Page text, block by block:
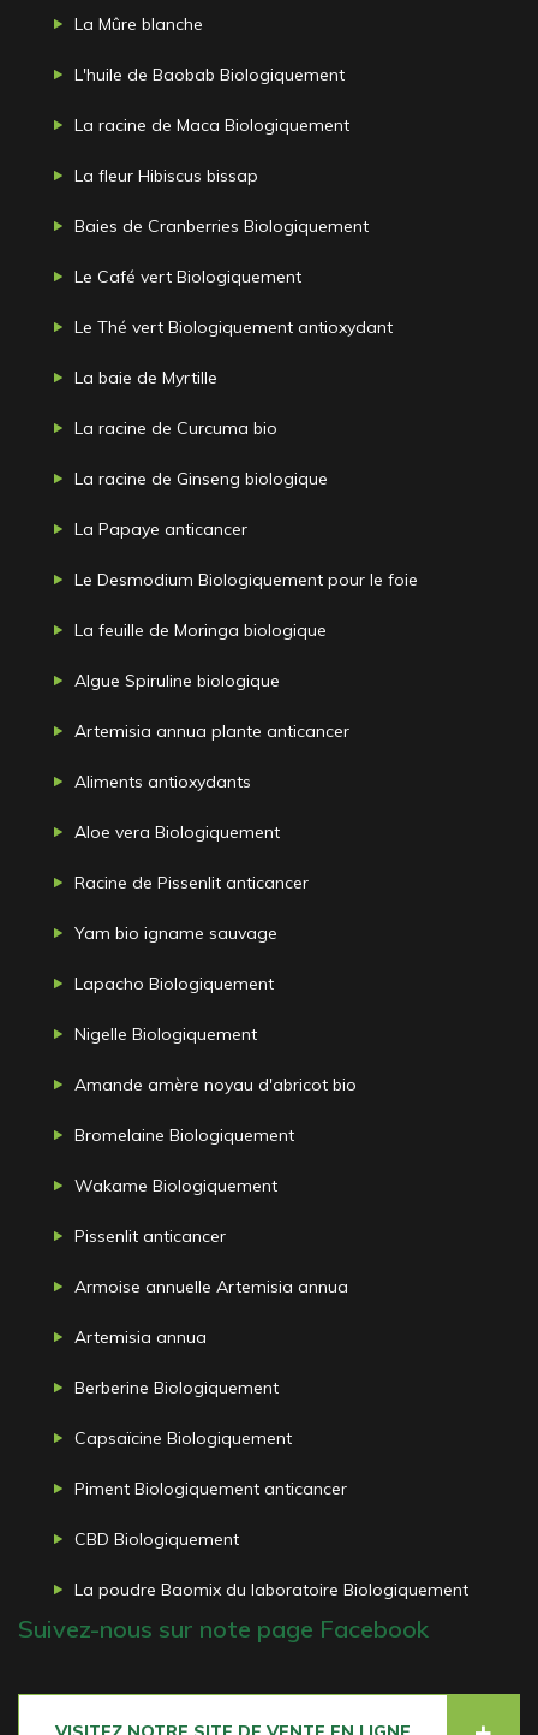
La Mûre blanche
L'huile de Baobab Biologiquement
La racine de Maca Biologiquement
La fleur Hibiscus bissap
Baies de Cranberries Biologiquement
Le Café vert Biologiquement
Le Thé vert Biologiquement antioxydant
La baie de Myrtille
La racine de Curcuma bio
La racine de Ginseng biologique
La Papaye anticancer
Le Desmodium Biologiquement pour le foie
La feuille de Moringa biologique
Algue Spiruline biologique
Artemisia annua plante anticancer
Aliments antioxydants
Aloe vera Biologiquement
Racine de Pissenlit anticancer
Yam bio igname sauvage
Lapacho Biologiquement
Nigelle Biologiquement
Amande amère noyau d'abricot bio
Bromelaine Biologiquement
Wakame Biologiquement
Pissenlit anticancer
Armoise annuelle Artemisia annua
Artemisia annua
Berberine Biologiquement
Capsaïcine Biologiquement
Piment Biologiquement anticancer
CBD Biologiquement
La poudre Baomix du laboratoire Biologiquement
Suivez-nous sur note page Facebook